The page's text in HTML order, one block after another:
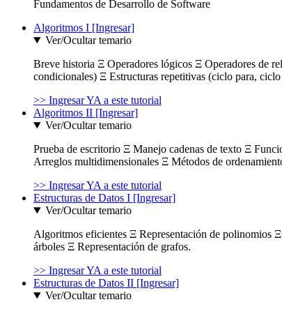
Fundamentos de Desarrollo de Software
Algoritmos I [Ingresar]
Ver/Ocultar temario
Breve historia Ξ Operadores lógicos Ξ Operadores de
condicionales) Ξ Estructuras repetitivas (ciclo para,
>> Ingresar YA a este tutorial
Algoritmos II [Ingresar]
Ver/Ocultar temario
Prueba de escritorio Ξ Manejo cadenas de texto Ξ
Arreglos multidimensionales Ξ Métodos de
>> Ingresar YA a este tutorial
Estructuras de Datos I [Ingresar]
Ver/Ocultar temario
Algoritmos eficientes Ξ Representación de
árboles Ξ Representación de grafos.
>> Ingresar YA a este tutorial
Estructuras de Datos II [Ingresar]
Ver/Ocultar temario